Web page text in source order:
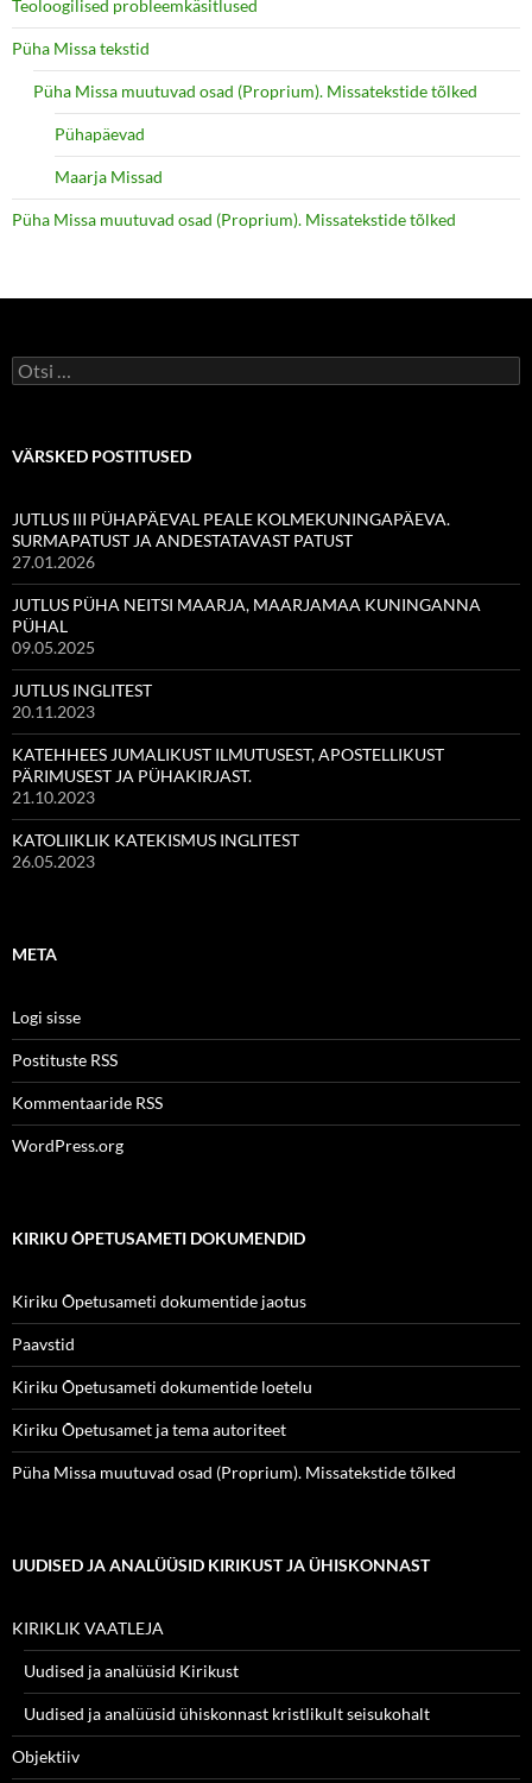
Teoloogilised probleemkäsitlused
Püha Missa tekstid
Püha Missa muutuvad osad (Proprium). Missatekstide tõlked
Pühapäevad
Maarja Missad
Püha Missa muutuvad osad (Proprium). Missatekstide tõlked
Otsi:
VÄRSKED POSTITUSED
JUTLUS III PÜHAPÄEVAL PEALE KOLMEKUNINGAPÄEVA.
SURMAPATUST JA ANDESTATAVAST PATUST
27.01.2026
JUTLUS PÜHA NEITSI MAARJA, MAARJAMAA KUNINGANNA
PÜHAL
09.05.2025
JUTLUS INGLITEST
20.11.2023
KATEHHEES JUMALIKUST ILMUTUSEST, APOSTELLIKUST
PÄRIMUSEST JA PÜHAKIRJAST.
21.10.2023
KATOLIIKLIK KATEKISMUS INGLITEST
26.05.2023
META
Logi sisse
Postituste RSS
Kommentaaride RSS
WordPress.org
KIRIKU ÕPETUSAMETI DOKUMENDID
Kiriku Õpetusameti dokumentide jaotus
Paavstid
Kiriku Õpetusameti dokumentide loetelu
Kiriku Õpetusamet ja tema autoriteet
Püha Missa muutuvad osad (Proprium). Missatekstide tõlked
UUDISED JA ANALÜÜSID KIRIKUST JA ÜHISKONNAST
KIRIKLIK VAATLEJA
Uudised ja analüüsid Kirikust
Uudised ja analüüsid ühiskonnast kristlikult seisukohalt
Objektiiv